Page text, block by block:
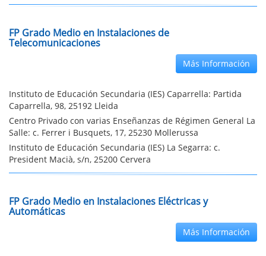
FP Grado Medio en Instalaciones de
Telecomunicaciones
Más Información
Instituto de Educación Secundaria (IES) Caparrella: Partida
Caparrella, 98, 25192 Lleida
Centro Privado con varias Enseñanzas de Régimen General La
Salle: c. Ferrer i Busquets, 17, 25230 Mollerussa
Instituto de Educación Secundaria (IES) La Segarra: c.
President Macià, s/n, 25200 Cervera
FP Grado Medio en Instalaciones Eléctricas y
Automáticas
Más Información